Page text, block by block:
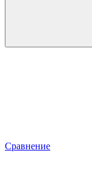
Сравнение